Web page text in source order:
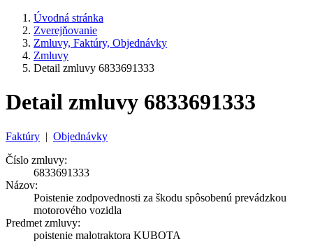
Úvodná stránka
Zverejňovanie
Zmluvy, Faktúry, Objednávky
Zmluvy
Detail zmluvy 6833691333
Detail zmluvy 6833691333
Faktúry | Objednávky
Číslo zmluvy:
6833691333
Názov:
Poistenie zodpovednosti za škodu spôsobenú prevádzkou
motorového vozidla
Predmet zmluvy:
poistenie malotraktora KUBOTA